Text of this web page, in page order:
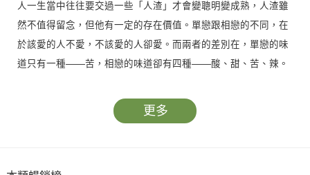
人一生當中往往要交過一些「人渣」才會變聰明變成熟，人渣雖
然不值得留念，但他有一定的存在價值。單戀跟相戀的不同，在
於該愛的人不愛，不該愛的人卻愛。而兩者的差別在，單戀的味
道只有一種——苦，相戀的味道卻有四種——酸、甜、苦、辣。
更多